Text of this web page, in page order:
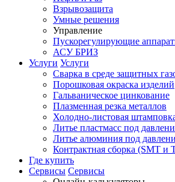
Взрывозащита
Умные решения
Управление
Пускорегулирующие
АСУ БРИЗ
Услуги Услуги
Сварка в среде защитных
Порошковая окраска изделий
Гальваническое цинкование
Плазменная резка металлов
Холодно-листовая
Литье пластмасс под
Литье алюминия под
Контрактная сборка (SMT и
Где купить
Сервисы Сервисы